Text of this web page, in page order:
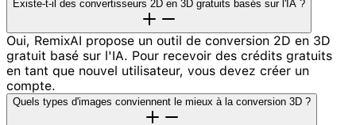
Existe-t-il des convertisseurs 2D en 3D gratuits basés sur l'IA ?
Oui, RemixAI propose un outil de conversion 2D en 3D
gratuit basé sur l'IA. Pour recevoir des crédits gratuits
en tant que nouvel utilisateur, vous devez créer un
compte.
Quels types d'images conviennent le mieux à la conversion 3D ?